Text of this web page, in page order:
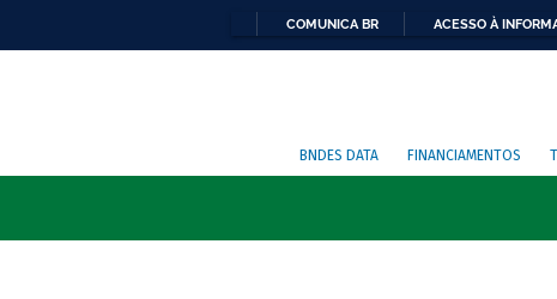
COMUNICA BR ACESSO À
BNDES DATA FINANCIAMENTOS